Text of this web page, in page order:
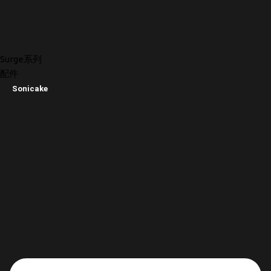
Surge系列
配件
Sonicake